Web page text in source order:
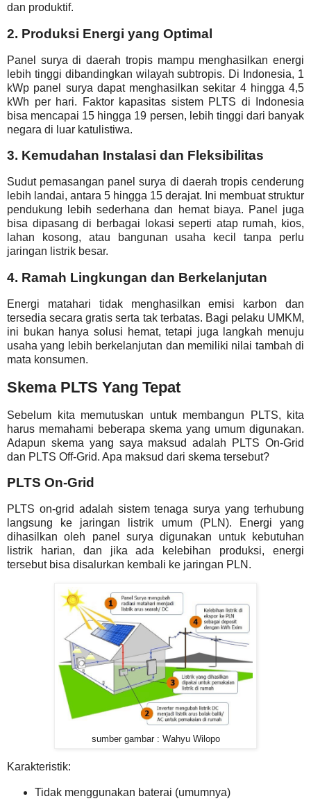
dan produktif.
2. Produksi Energi yang Optimal
Panel surya di daerah tropis mampu menghasilkan energi
lebih tinggi dibandingkan wilayah subtropis. Di Indonesia, 1
kWp panel surya dapat menghasilkan sekitar 4 hingga 4,5
kWh per hari. Faktor kapasitas sistem PLTS di Indonesia
bisa mencapai 15 hingga 19 persen, lebih tinggi dari banyak
negara di luar katulistiwa.
3. Kemudahan Instalasi dan Fleksibilitas
Sudut pemasangan panel surya di daerah tropis cenderung
lebih landai, antara 5 hingga 15 derajat. Ini membuat struktur
pendukung lebih sederhana dan hemat biaya. Panel juga
bisa dipasang di berbagai lokasi seperti atap rumah, kios,
lahan kosong, atau bangunan usaha kecil tanpa perlu
jaringan listrik besar.
4. Ramah Lingkungan dan Berkelanjutan
Energi matahari tidak menghasilkan emisi karbon dan
tersedia secara gratis serta tak terbatas. Bagi pelaku UMKM,
ini bukan hanya solusi hemat, tetapi juga langkah menuju
usaha yang lebih berkelanjutan dan memiliki nilai tambah di
mata konsumen.
Skema PLTS Yang Tepat
Sebelum kita memutuskan untuk membangun PLTS, kita
harus memahami beberapa skema yang umum digunakan.
Adapun skema yang saya maksud adalah PLTS On-Grid
dan PLTS Off-Grid. Apa maksud dari skema tersebut?
PLTS On-Grid
PLTS on-grid adalah sistem tenaga surya yang terhubung
langsung ke jaringan listrik umum (PLN). Energi yang
dihasilkan oleh panel surya digunakan untuk kebutuhan
listrik harian, dan jika ada kelebihan produksi, energi
tersebut bisa disalurkan kembali ke jaringan PLN.
sumber gambar : Wahyu Wilopo
Karakteristik:
Tidak menggunakan baterai (umumnya)